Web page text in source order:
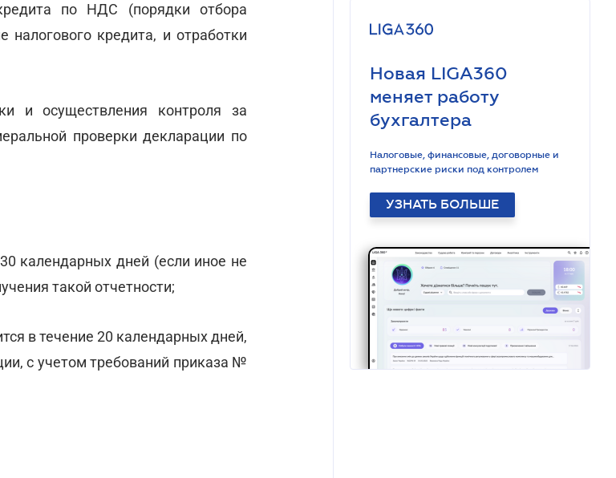
по НДС (порядки отбора
кредита, и отработки
и осуществления контроля за
проверки декларации по
календарных дней (если иное не
такой отчетности;
в течение 20 календарных дней,
с учетом требований приказа №
Новая LIGA360
меняет работу
бухгалтера
Налоговые, финансовые, договорные и
партнерские риски под контролем
УЗНАТЬ БОЛЬШЕ